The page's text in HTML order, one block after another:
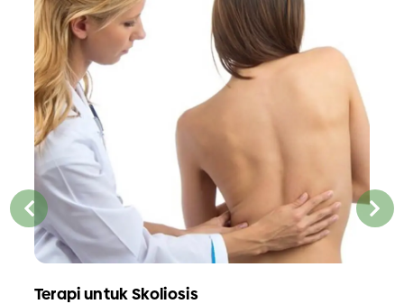
Terapi untuk Skoliosis